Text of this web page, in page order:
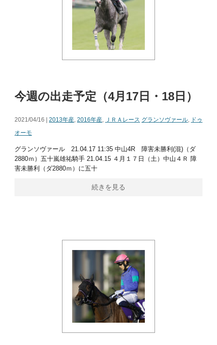
今週の出走予定（4月17日・18日）
2021/04/16 | 2013年産, 2016年産, ＪＲＡレース グランソヴァール, ドゥ
オーモ
グランソヴァール 21.04.17 11:35 中山4R 障害未勝利(混)（ダ
2880ｍ）五十嵐雄祐騎手 21.04.15 ４月１７日（土）中山４Ｒ 障
害未勝利（ダ2880ｍ）に五十
続きを見る